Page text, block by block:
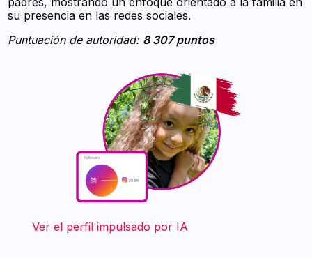
su presencia en las redes sociales.
Puntuación de autoridad: 8 307 puntos
‍ ‍ ‍ ‍ ‍ ‍ ‍ Ver el perfil impulsado por IA